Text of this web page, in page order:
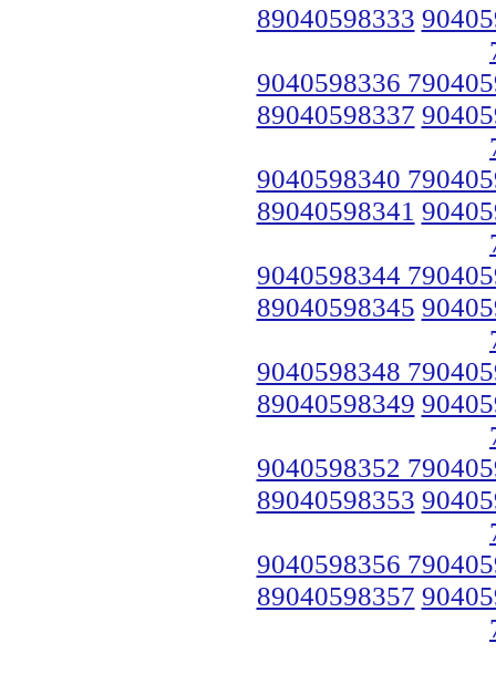
89040598333
9040598336
89040598337
9040598340
89040598341
9040598344
89040598345
9040598348
89040598349
9040598352
89040598353
9040598356
89040598357